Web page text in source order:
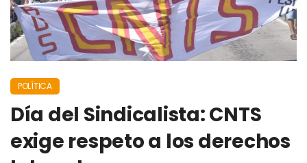
POLÍTICA
Día del Sindicalista: CNTS
exige respeto a los derechos